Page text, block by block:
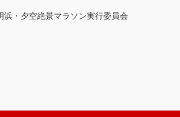
浜・夕空絶景マラソン実行委員会